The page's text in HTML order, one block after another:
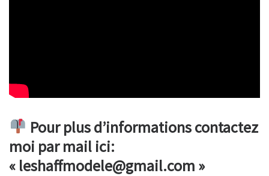
Pour plus d’informations contactez
moi par mail ici:
« leshaffmodele@gmail.com »